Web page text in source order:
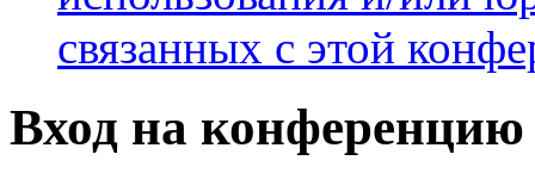
связанных с этой
Вход на конференцию